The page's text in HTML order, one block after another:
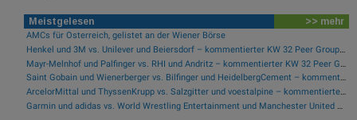
Meistgelesen >> mehr
AMCs für Österreich, gelistet an der Wiener Börse
Henkel und 3M vs. Unilever und Beiersdorf – kommentierter KW 32 Peer Group Watch Konsumgüter
Mayr-Melnhof und Palfinger vs. RHI und Andritz – kommentierter KW 32 Peer Group Watch Zykliker Österreich
Saint Gobain und Wienerberger vs. Bilfinger und HeidelbergCement – kommentierter KW 32 Peer Group Watch Bau & Baustoffe
ArcelorMittal und ThyssenKrupp vs. Salzgitter und voestalpine – kommentierter KW 32 Peer Group Watch Stahl
Garmin und adidas vs. World Wrestling Entertainment und Manchester United – kommentierter KW 32 Peer Group Watch Sport